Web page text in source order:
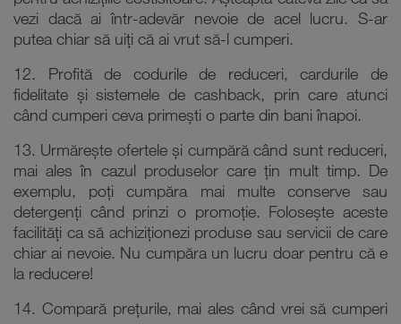
vezi dacă ai într-adevăr nevoie de acel lucru. S-ar
putea chiar să uiți că ai vrut să-l cumperi.
12. Profită de codurile de reduceri, cardurile de
fidelitate și sistemele de cashback, prin care atunci
când cumperi ceva primești o parte din bani înapoi.
13. Urmărește ofertele și cumpără când sunt reduceri,
mai ales în cazul produselor care țin mult timp. De
exemplu, poți cumpăra mai multe conserve sau
detergenți când prinzi o promoție. Folosește aceste
facilități ca să achiziționezi produse sau servicii de care
chiar ai nevoie. Nu cumpăra un lucru doar pentru că e
la reducere!
14. Compară prețurile, mai ales când vrei să cumperi